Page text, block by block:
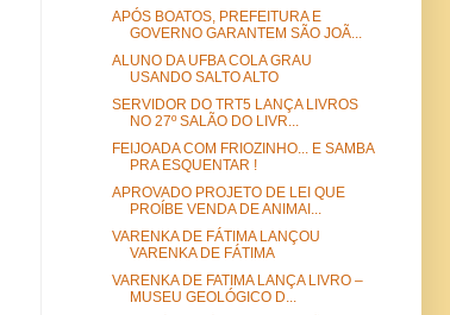
APÓS BOATOS, PREFEITURA E
GOVERNO GARANTEM SÃO JOÃ...
ALUNO DA UFBA COLA GRAU
USANDO SALTO ALTO
SERVIDOR DO TRT5 LANÇA LIVROS
NO 27º SALÃO DO LIVR...
FEIJOADA COM FRIOZINHO... E SAMBA
PRA ESQUENTAR !
APROVADO PROJETO DE LEI QUE
PROÍBE VENDA DE ANIMAI...
VARENKA DE FÁTIMA LANÇOU
VARENKA DE FÁTIMA
VARENKA DE FATIMA LANÇA LIVRO –
MUSEU GEOLÓGICO D...